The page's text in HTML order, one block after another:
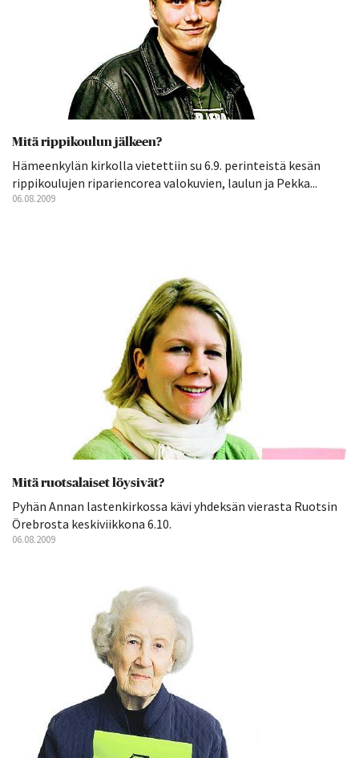
Mitä rippikoulun jälkeen?
Hämeenkylän kirkolla vietettiin su 6.9. perinteistä kesän
rippikoulujen ripariencorea valokuvien, laulun ja Pekka...
06.08.2009
Mitä ruotsalaiset löysivät?
Pyhän Annan lastenkirkossa kävi yhdeksän vierasta Ruotsin
Örebrosta keskiviikkona 6.10.
06.08.2009